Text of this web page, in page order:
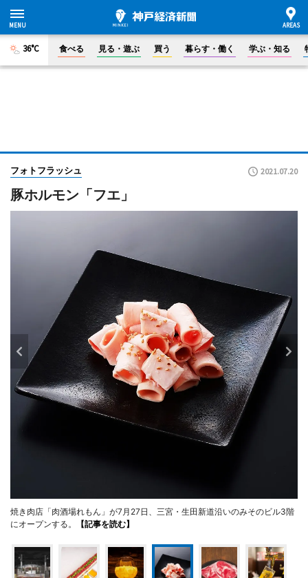
36°C 食べる 見る・遊ぶ 買う 暮らす・働く 学ぶ・知る
フォトフラッシュ 2021.07.20
豚ホルモン「フエ」
焼き肉店「肉酒場れもん」が7月27日、三宮・生田新道沿いのみそのビル3階
にオープンする。
【記事を読む】